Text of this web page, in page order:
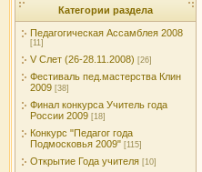
Категории раздела
Педагогическая Ассамблея 2008
[11]
V Слет (26-28.11.2008) [26]
Фестиваль пед.мастерства Клин
2009 [38]
Финал конкурса Учитель года
России 2009 [18]
Конкурс "Педагог года
Подмосковья 2009" [115]
Открытие Года учителя [10]